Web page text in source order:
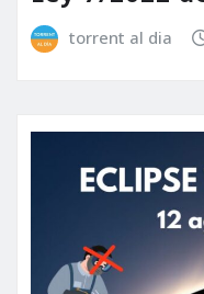
torrent al dia